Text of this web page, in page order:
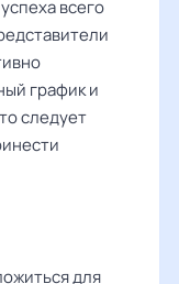
всего
график и
следует
для